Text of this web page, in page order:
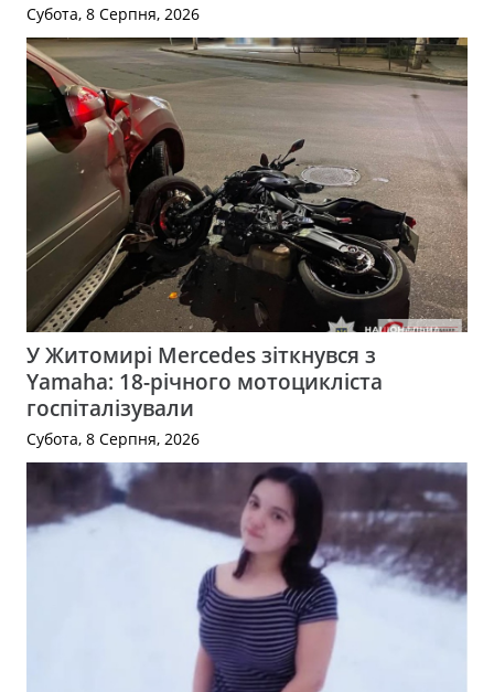
Субота, 8 Серпня, 2026
У Житомирі Mercedes зіткнувся з
Yamaha: 18-річного мотоцикліста
госпіталізували
Субота, 8 Серпня, 2026